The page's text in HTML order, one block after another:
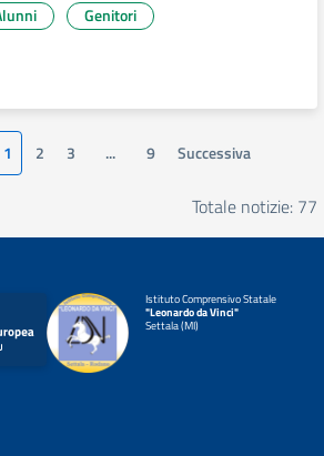
Genitori
1 2 3 ... 9 Successiva
Totale notizie: 77
Istituto Comprensivo Statale
"Leonardo da Vinci"
Settala (MI)